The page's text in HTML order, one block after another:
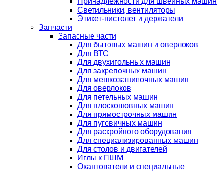
Светильники, вентиляторы
Этикет-пистолет и держатели
Запчасти
Запасные части
Для бытовых машин и оверлоков
Для ВТО
Для двухигольных машин
Для закрепочных машин
Для мешкозашивочных машин
Для оверлоков
Для петельных машин
Для плоскошовных машин
Для прямострочных машин
Для пуговичных машин
Для раскройного оборудования
Для специализированных машин
Для столов и двигателей
Иглы к ПШМ
Окантователи и специальные